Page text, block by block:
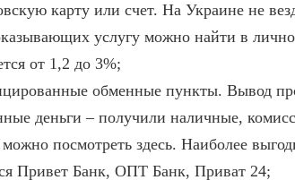
карту или счет. На Украине не
услугу можно найти в
от 1,2 до 3%;
обменные пункты. Вывод
деньги – получили наличные,
посмотреть здесь. Наиболее
Привет Банк, ОПТ Банк, Приват 24;